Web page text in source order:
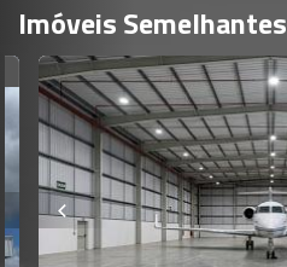
Imóveis Semelhantes